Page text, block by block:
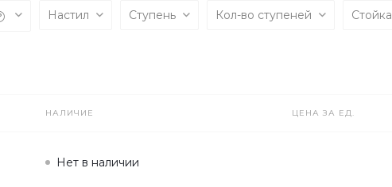
Настил Ступень Кол-во ступеней Стойка
НАЛИЧИЕ ЦЕНА ЗА ЕД.
Нет в наличии